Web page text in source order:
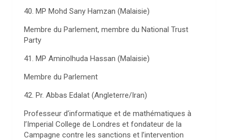
40. MP Mohd Sany Hamzan (Malaisie)
Membre du Parlement, membre du National Trust
Party
41. MP Aminolhuda Hassan (Malaisie)
Membre du Parlement
42. Pr. Abbas Edalat (Angleterre/Iran)
Professeur d’informatique et de mathématiques à
l’Imperial College de Londres et fondateur de la
Campagne contre les sanctions et l’intervention